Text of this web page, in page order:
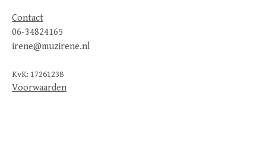
Contact
06-34824165
irene@muzirene.nl
KvK: 17261238
Voorwaarden